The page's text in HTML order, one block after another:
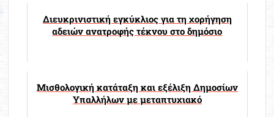
Διευκρινιστική εγκύκλιος για τη χορήγηση
αδειών ανατροφής τέκνου στο δημόσιο
Μισθολογική κατάταξη και εξέλιξη Δημοσίων
Υπαλλήλων με μεταπτυχιακό